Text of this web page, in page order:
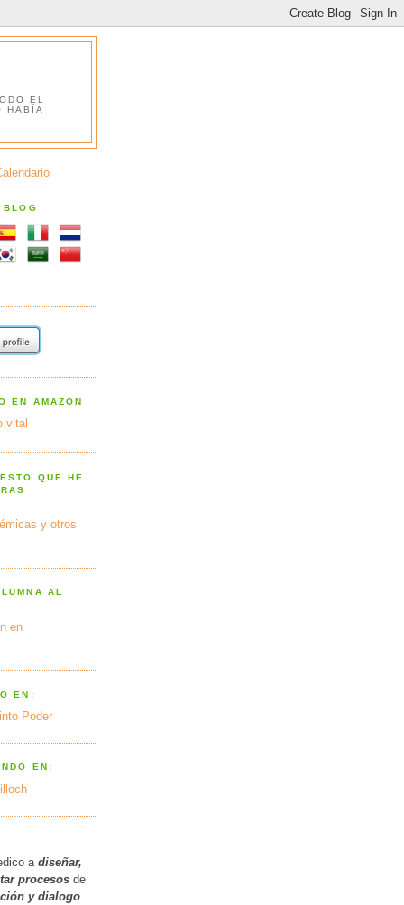
EL
HABÍA
BLOG
EN AMAZON
vital
QUE HE
y otros
AL
en
EN:
Poder
EN:
a diseñar,
procesos de
y dialogo